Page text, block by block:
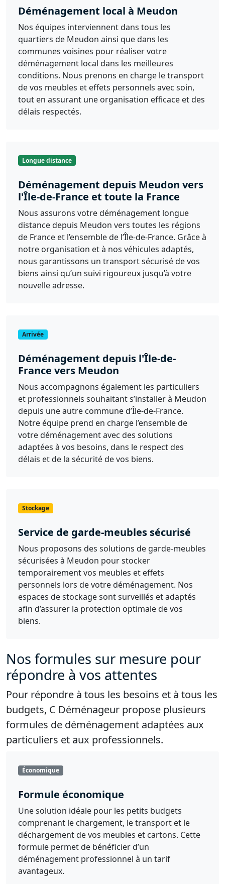
Déménagement local à Meudon
Nos équipes interviennent dans tous les
quartiers de Meudon ainsi que dans les
communes voisines pour réaliser votre
déménagement local dans les meilleures
conditions. Nous prenons en charge le transport
de vos meubles et effets personnels avec soin,
tout en assurant une organisation efficace et des
délais respectés.
Longue distance
Déménagement depuis Meudon vers
l'Île-de-France et toute la France
Nous assurons votre déménagement longue
distance depuis Meudon vers toutes les régions
de France et l’ensemble de l’Île-de-France. Grâce à
notre organisation et à nos véhicules adaptés,
nous garantissons un transport sécurisé de vos
biens ainsi qu’un suivi rigoureux jusqu’à votre
nouvelle adresse.
Arrivée
Déménagement depuis l'Île-de-
France vers Meudon
Nous accompagnons également les particuliers
et professionnels souhaitant s’installer à Meudon
depuis une autre commune d’Île-de-France.
Notre équipe prend en charge l’ensemble de
votre déménagement avec des solutions
adaptées à vos besoins, dans le respect des
délais et de la sécurité de vos biens.
Stockage
Service de garde-meubles sécurisé
Nous proposons des solutions de garde-meubles
sécurisées à Meudon pour stocker
temporairement vos meubles et effets
personnels lors de votre déménagement. Nos
espaces de stockage sont surveillés et adaptés
afin d’assurer la protection optimale de vos
biens.
Nos formules sur mesure pour
répondre à vos attentes
Pour répondre à tous les besoins et à tous les
budgets, C Déménageur propose plusieurs
formules de déménagement adaptées aux
particuliers et aux professionnels.
Économique
Formule économique
Une solution idéale pour les petits budgets
comprenant le chargement, le transport et le
déchargement de vos meubles et cartons. Cette
formule permet de bénéficier d’un
déménagement professionnel à un tarif
avantageux.